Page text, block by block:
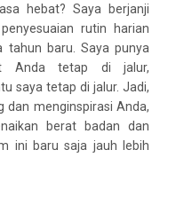
hebat? Saya berjanji
rutin harian
tahun baru. Saya punya
Anda tetap di jalur,
saya tetap di jalur. Jadi,
dan menginspirasi Anda,
berat badan dan
ini baru saja jauh lebih